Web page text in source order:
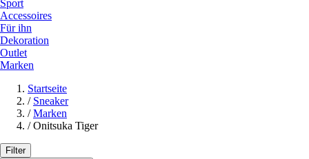
Sport
Accessoires
Für ihn
Dekoration
Outlet
Marken
Startseite
/ Sneaker
/ Marken
/ Onitsuka Tiger
Filter